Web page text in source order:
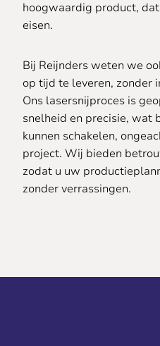
hoogwaardig product,
eisen.
Bij Reijnders weten we
op tijd te leveren, zonder
Ons lasersnijproces is
snelheid en precisie, wat
kunnen schakelen,
project. Wij bieden
zodat u uw
zonder verrassingen.